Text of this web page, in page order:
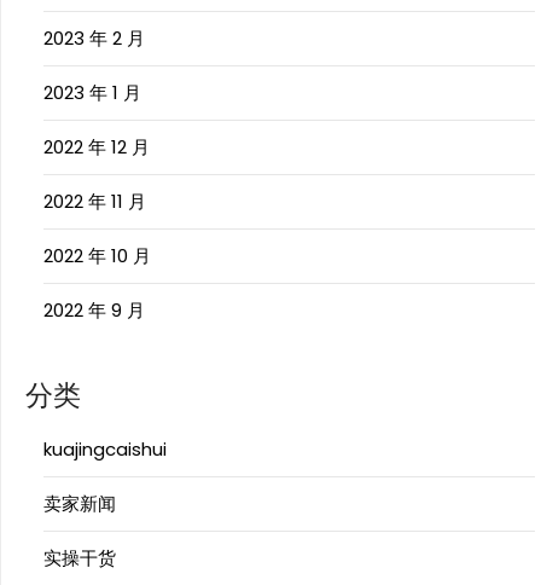
2023 年 2 月
2023 年 1 月
2022 年 12 月
2022 年 11 月
2022 年 10 月
2022 年 9 月
分类
kuajingcaishui
卖家新闻
实操干货